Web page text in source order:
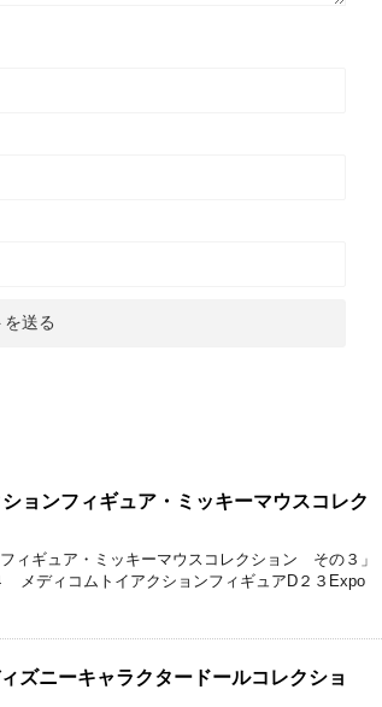
ョンフィギュア・ミッキーマウスコレク
ィギュア・ミッキーマウスコレクション その３」
メディコムトイアクションフィギュアD２３Expo
ズニーキャラクタードールコレクショ